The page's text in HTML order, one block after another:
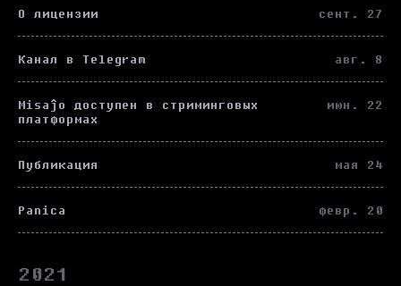
О лицензии сент. 27
Канал в Telegram авг. 8
Misaĵo доступен в стриминговых
платформах
июн. 22
Публикация мая 24
Panica февр. 20
2021